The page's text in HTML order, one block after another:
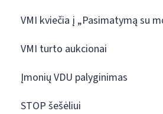
VMI kviečia į „Pasimatymą su
VMI turto aukcionai
Įmonių VDU palyginimas
STOP šešėliui